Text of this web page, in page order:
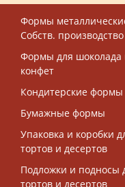
Формы
Собств. производство
Формы для шоколада
конфет
Кондитерские формы
Бумажные формы
Упаковка и коробки
тортов и десертов
Подложки и подносы
тортов и десертов